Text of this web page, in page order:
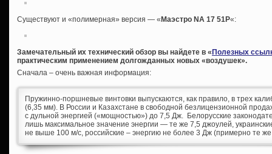
Существуют и «полимерная» версия — « Маэстро NA 17 51P«:
Замечательный их технический обзор вы найдете в « Полезных
практическим применением долгожданных новых «воздушек».
Сначала – очень важная информация:
Пружинно-поршневые винтовки выпускаются, как правило, в трех
(6,35 мм). В России и Казахстане в свободной безлицензионной
с дульной энергией («мощностью») до 7,5 Дж. Белорусские
лишь максимальное значение энергии — те же 7,5 джоулей,
не выше 100 м/с, российские – энергию не более 3 Дж (примерно те